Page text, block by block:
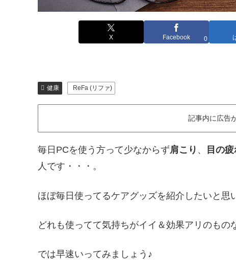
X Facebook 0
健康 ReFa (リファ)
記事内に広告
毎日PCを使う方って少なからず肩こり 、 目の
人です・・・。
ほぼ毎日使ってるケアグッズを紹介したいと思
どれも使ってて気持ちがイイ＆効果アリのもの
では早速いってみましょう♪